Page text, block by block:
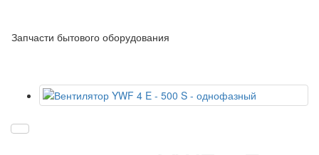
Запчасти бытового оборудования